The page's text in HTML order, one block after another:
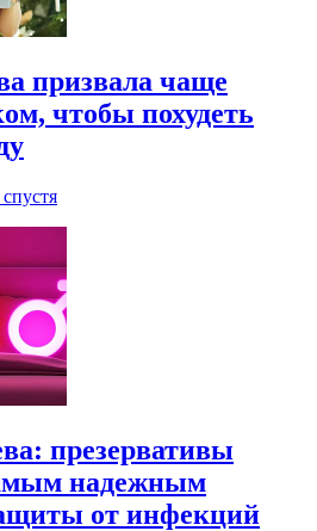
призвала чаще
чтобы похудеть
презервативы
надежным
от инфекций